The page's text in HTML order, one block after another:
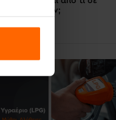
προστατεύουν;
14.07.2026